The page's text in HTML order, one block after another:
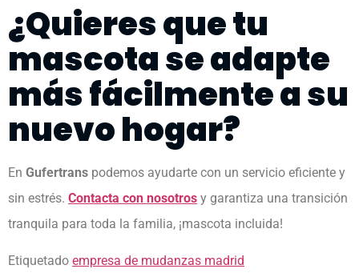
¿Quieres que tu
mascota se adapte
más fácilmente a su
nuevo hogar?
En Gufertrans podemos ayudarte con un servicio eficiente y
sin estrés. Contacta con nosotros y garantiza una transición
tranquila para toda la familia, ¡mascota incluida!
Etiquetado empresa de mudanzas madrid